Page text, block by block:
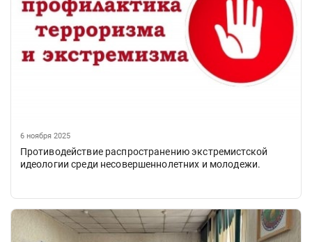
6 ноября 2025
Противодействие распространению экстремистской
идеологии среди несовершеннолетних и молодежи.